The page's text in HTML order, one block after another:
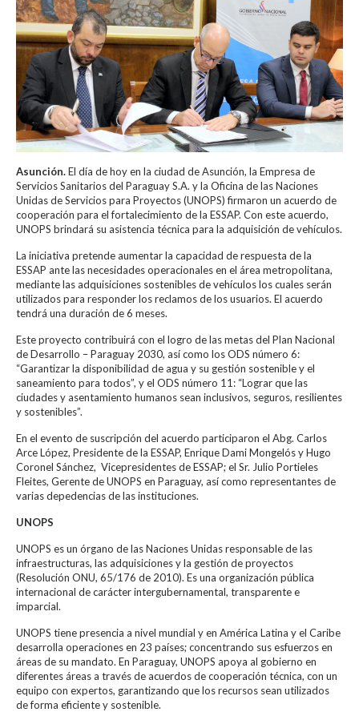
Asunción.El día de hoy en la ciudad de Asunción, la Empresa de
Servicios Sanitarios del Paraguay S.A. y la Oficina de las Naciones
Unidas de Servicios para Proyectos (UNOPS) firmaron un acuerdo de
cooperación para el fortalecimiento de la ESSAP. Con este acuerdo,
UNOPS brindará su asistencia técnica para la adquisición de vehículos.
La iniciativa pretende aumentar la capacidad de respuesta de la
ESSAP ante las necesidades operacionales en el área metropolitana,
mediante las adquisiciones sostenibles de vehículos los cuales serán
utilizados para responder los reclamos de los usuarios. El acuerdo
tendrá una duración de 6 meses.
Este proyecto contribuirá con el logro de las metas del Plan Nacional
de Desarrollo – Paraguay 2030, así como los ODS número 6:
“Garantizar la disponibilidad de agua y su gestión sostenible y el
saneamiento para todos”, y el ODS número 11: “Lograr que las
ciudades y asentamiento humanos sean inclusivos, seguros, resilientes
y sostenibles”.
En el evento de suscripción del acuerdo participaron el Abg. Carlos
Arce López, Presidente de la ESSAP, Enrique Dami Mongelós y Hugo
Coronel Sánchez, Vicepresidentes de ESSAP; el Sr. Julio Portieles
Fleites, Gerente de UNOPS en Paraguay, así como representantes de
varias depedencias de las instituciones.
UNOPS
UNOPS es un órgano de las Naciones Unidas responsable de las
infraestructuras, las adquisiciones y la gestión de proyectos
(Resolución ONU, 65/176 de 2010). Es una organización pública
internacional de carácter intergubernamental, transparente e
imparcial.
UNOPS tiene presencia a nivel mundial y en América Latina y el Caribe
desarrolla operaciones en 23 países; concentrando sus esfuerzos en
áreas de su mandato. En Paraguay, UNOPS apoya al gobierno en
diferentes áreas a través de acuerdos de cooperación técnica, con un
equipo con expertos, garantizando que los recursos sean utilizados
de forma eficiente y sostenible.